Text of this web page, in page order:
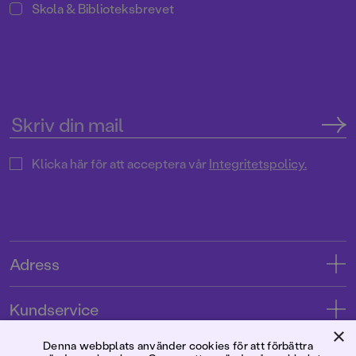
Skola & Biblioteksbrevet
Klicka här för att acceptera vårIntegritetspolicy.
Adress
Kundservice
Kontakta oss ×
Denna webbplats använder cookies för att förbättra